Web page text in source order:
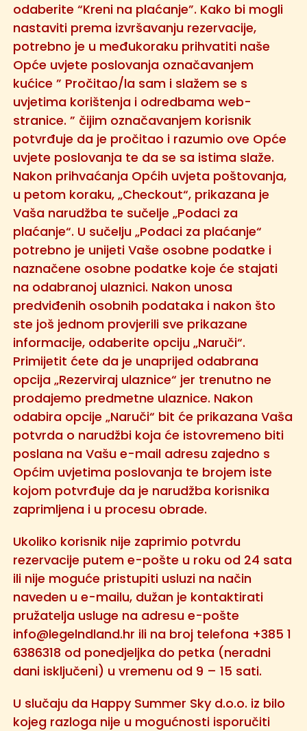
odaberite “Kreni na plaćanje”. Kako bi mogli
nastaviti prema izvršavanju rezervacije,
potrebno je u međukoraku prihvatiti naše
Opće uvjete poslovanja označavanjem
kućice ” Pročitao/la sam i slažem se s
uvjetima korištenja i odredbama web-
stranice. ” čijim označavanjem korisnik
potvrđuje da je pročitao i razumio ove Opće
uvjete poslovanja te da se sa istima slaže.
Nakon prihvaćanja Općih uvjeta poštovanja,
u petom koraku, „Checkout“, prikazana je
Vaša narudžba te sučelje „Podaci za
plaćanje“. U sučelju „Podaci za plaćanje“
potrebno je unijeti Vaše osobne podatke i
naznačene osobne podatke koje će stajati
na odabranoj ulaznici. Nakon unosa
predviđenih osobnih podataka i nakon što
ste još jednom provjerili sve prikazane
informacije, odaberite opciju „Naruči“.
Primijetit ćete da je unaprijed odabrana
opcija „Rezerviraj ulaznice“ jer trenutno ne
prodajemo predmetne ulaznice. Nakon
odabira opcije „Naruči“ bit će prikazana Vaša
potvrda o narudžbi koja će istovremeno biti
poslana na Vašu e-mail adresu zajedno s
Općim uvjetima poslovanja te brojem iste
kojom potvrđuje da je narudžba korisnika
zaprimljena i u procesu obrade.
Ukoliko korisnik nije zaprimio potvrdu
rezervacije putem e-pošte u roku od 24 sata
ili nije moguće pristupiti usluzi na način
naveden u e-mailu, dužan je kontaktirati
pružatelja usluge na adresu e-pošte
info@legelndland.hr ili na broj telefona +385 1
6386318 od ponedjeljka do petka (neradni
dani isključeni) u vremenu od 9 – 15 sati.
U slučaju da Happy Summer Sky d.o.o. iz bilo
kojeg razloga nije u mogućnosti isporučiti